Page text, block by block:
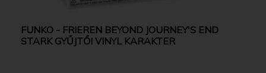
FUNKO - FRIEREN BEYOND JOURNEY'S END
STARK GYŰJTŐI VINYL KARAKTER